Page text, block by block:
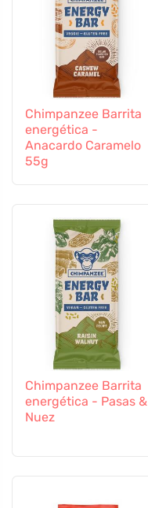
Chimpanzee Barrita
energética -
Anacardo Caramelo
55g
Chimpanzee Barrita
energética - Pasas &
Nuez